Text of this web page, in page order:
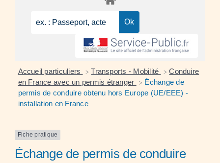
Accueil particuliers > Transports - Mobilité > Conduire
en France avec un permis étranger
> Échange de
permis de conduire obtenu hors Europe (UE/EEE) -
installation en France
Fiche pratique
Échange de permis de conduire